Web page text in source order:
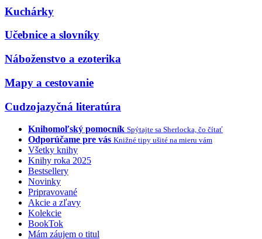
Kuchárky
Učebnice a slovníky
Náboženstvo a ezoterika
Mapy a cestovanie
Cudzojazyčná literatúra
Knihomoľský pomocník Spýtajte sa Sherlocka, čo čítať
Odporúčame pre vás Knižné tipy ušité na mieru vám
Všetky knihy
Knihy roka 2025
Bestsellery
Novinky
Pripravované
Akcie a zľavy
Kolekcie
BookTok
Mám záujem o titul